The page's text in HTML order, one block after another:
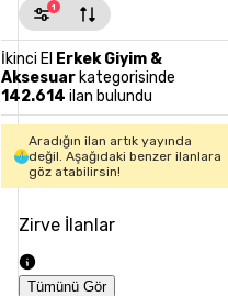
1
İkinci El Erkek Giyim &
Aksesuarkategorisinde
142.614 ilan bulundu
Aradığın ilan artık yayında
değil. Aşağıdaki benzer ilanlara
göz atabilirsin!
Zirve İlanlar
Tümünü Gör